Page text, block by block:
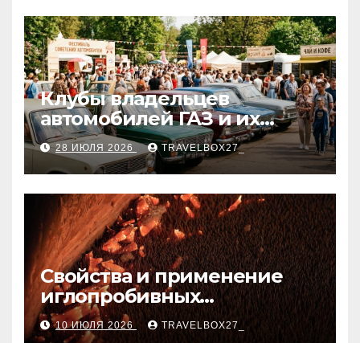
Клубы владельцев
автомобилей ГАЗ и их
мероприятия
28 ИЮЛЯ 2026 TRAVELBOX27_
Свойства и применение
иглопробивных
базальтовых огнеупорных
матов
10 ИЮЛЯ 2026 TRAVELBOX27_